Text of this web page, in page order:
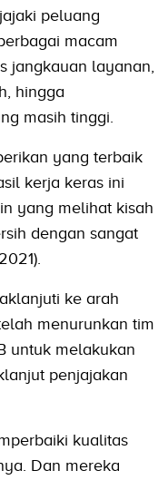
peluang
macam
jangkauan layanan,
hingga
masih tinggi.
yang terbaik
kerja keras ini
yang melihat kisah
dengan sangat
ke arah
menurunkan tim
untuk melakukan
penjajakan
kualitas
Dan mereka